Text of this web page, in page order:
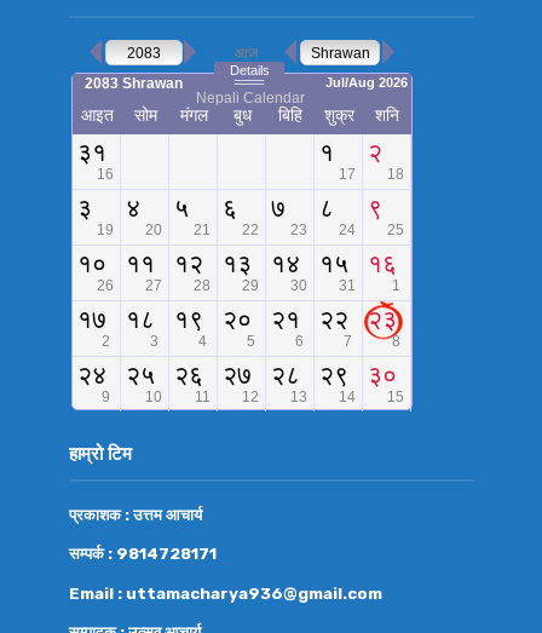
हाम्रो टिम
प्रकाशक : उत्तम आचार्य
सम्पर्क : 9814728171
Email : uttamacharya936@gmail.com